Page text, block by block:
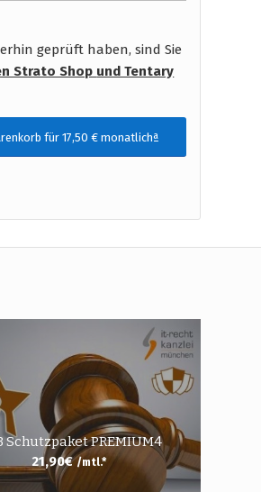
geprüft haben, sind Sie
Strato Shop und Tentary
für 17,50 € monatlichª
Schutzpaket PREMIUM4
21,90€ /mtl.*